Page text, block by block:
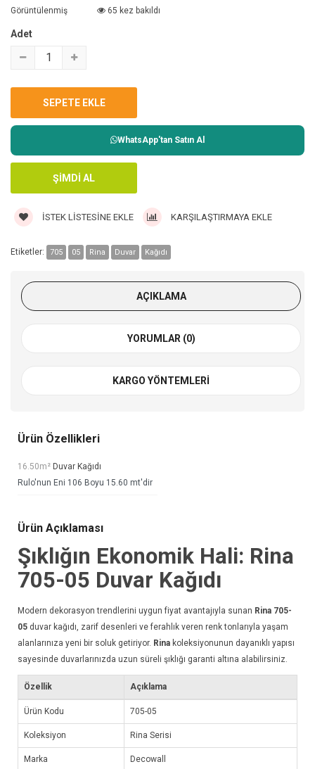
Görüntülenmiş
65 kez bakıldı
Adet
WhatsApp'tan Satın Al
İSTEK LISTESINE EKLE KARŞILAŞTIRMAYA EKLE
Etiketler: 705 05 Rina Duvar Kağıdı
AÇIKLAMA
YORUMLAR (0)
KARGO YÖNTEMLERI
Ürün Özellikleri
16.50m² Duvar Kağıdı
Rulo'nun Eni 106 Boyu 15.60 mt'dir
Ürün Açıklaması
Şıklığın Ekonomik Hali: Rina
705-05 Duvar Kağıdı
Modern dekorasyon trendlerini uygun fiyat avantajıyla sunan Rina 705-
05 duvar kağıdı , zarif desenleri ve ferahlık veren renk tonlarıyla yaşam
alanlarınıza yeni bir soluk getiriyor. Rina koleksiyonunun dayanıklı yapısı
sayesinde duvarlarınızda uzun süreli şıklığı garanti altına alabilirsiniz.
Özellik Açıklama
Ürün Kodu 705-05
Koleksiyon Rina Serisi
Marka Decowall